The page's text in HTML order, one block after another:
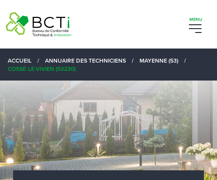
ACCUEIL / ANNUAIRE DES TECHNICIENS / MAYENNE (53)
/
COSSÉ-LE-VIVIEN (53230)